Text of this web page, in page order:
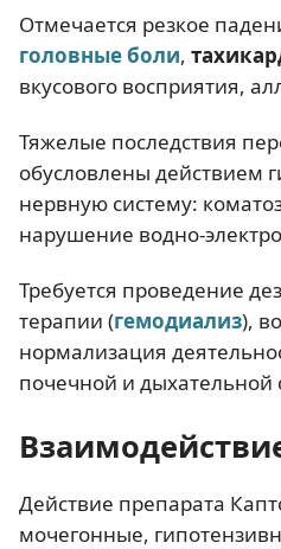
Отмечается резкое
головные боли,
вкусового восприятия,
Тяжелые последствия
обусловлены действием
нервную систему:
нарушение водно-
Требуется проведение
терапии (гемодиализ),
нормализация
почечной и дыхательной
Действие препарата
мочегонные,